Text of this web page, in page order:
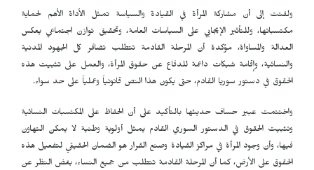
ولفتت إلى أن مشاركة المرأة في القيادة والسياسة تمثل الأداة الأهم لحماية
مكتسباتها، وللتأثير الإيجابي على السياسات العامة، وتحقيق توازن اجتماعي يعكس
العدالة والمساواة، مؤكدة أن المرحلة القادمة تتطلب تضافر كل الجهود المدنية
والنسائية، وإقامة شبكات داعمة للدفاع عن حقوق المرأة، والعمل على تثبيت هذه
الحقوق في دستور سوريا القادم، حتى يكون هذا النص قانونياً وعملياً على حد سواء.
واختتمت عبير حساف حديثها بالتأكيد على أن الحفاظ على المكتسبات النسائية
وتثبيت الحقوق في الدستور السوري القادم يمثل أولوية وطنية لا يمكن التهاون
فيها، وأن وجود المرأة في مراكز القيادة وصنع القرار هو الضمان الحقيقي لتفعيل هذه
الحقوق على الأرض، كما أن المرحلة القادمة تتطلب من جميع النساء، بغض النظر عن